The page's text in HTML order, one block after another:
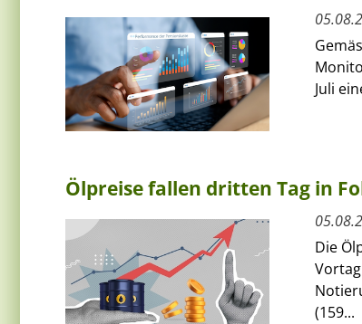
Juli
Ölpreise fallen dritten Tag in
Die
(159...